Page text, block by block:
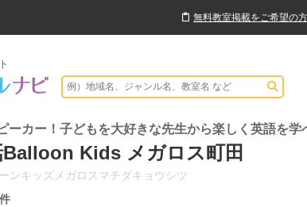
無料教室掲載をご希望の方
ーカー！子どもを大好きな先生から楽しく英語を学
Kids メガロス町田
ンキッズメガロスマチダキョウシツ